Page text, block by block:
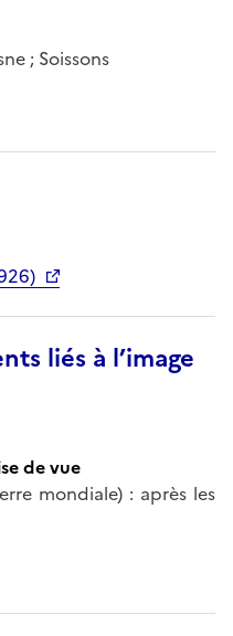
; Soissons
liés à l’image
de vue
mondiale) : après les